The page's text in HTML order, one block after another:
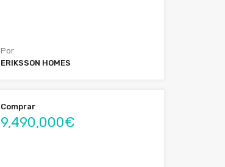
Por
ERIKSSON HOMES
Comprar
9,490,000€